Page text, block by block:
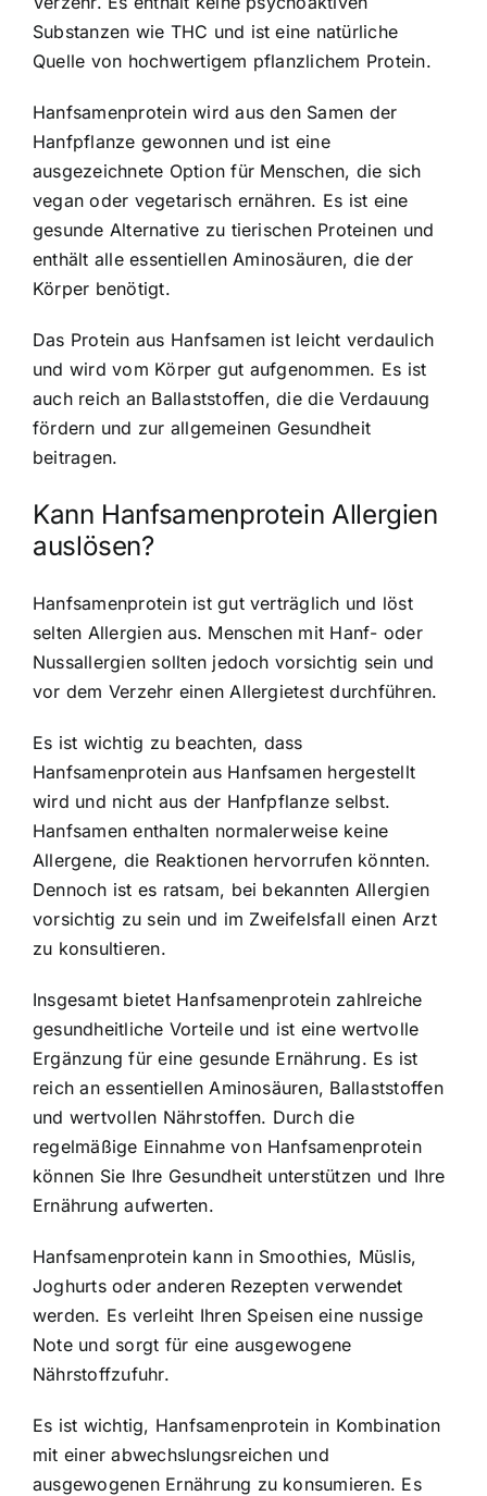
Substanzen wie THC und ist eine natürliche
Quelle von hochwertigem pflanzlichem Protein.
Hanfsamenprotein wird aus den Samen der
Hanfpflanze gewonnen und ist eine
ausgezeichnete Option für Menschen, die sich
vegan oder vegetarisch ernähren. Es ist eine
gesunde Alternative zu tierischen Proteinen und
enthält alle essentiellen Aminosäuren, die der
Körper benötigt.
Das Protein aus Hanfsamen ist leicht verdaulich
und wird vom Körper gut aufgenommen. Es ist
auch reich an Ballaststoffen, die die Verdauung
fördern und zur allgemeinen Gesundheit
beitragen.
Kann Hanfsamenprotein Allergien
auslösen?
Hanfsamenprotein ist gut verträglich und löst
selten Allergien aus. Menschen mit Hanf- oder
Nussallergien sollten jedoch vorsichtig sein und
vor dem Verzehr einen Allergietest durchführen.
Es ist wichtig zu beachten, dass
Hanfsamenprotein aus Hanfsamen hergestellt
wird und nicht aus der Hanfpflanze selbst.
Hanfsamen enthalten normalerweise keine
Allergene, die Reaktionen hervorrufen könnten.
Dennoch ist es ratsam, bei bekannten Allergien
vorsichtig zu sein und im Zweifelsfall einen Arzt
zu konsultieren.
Insgesamt bietet Hanfsamenprotein zahlreiche
gesundheitliche Vorteile und ist eine wertvolle
Ergänzung für eine gesunde Ernährung. Es ist
reich an essentiellen Aminosäuren, Ballaststoffen
und wertvollen Nährstoffen. Durch die
regelmäßige Einnahme von Hanfsamenprotein
können Sie Ihre Gesundheit unterstützen und Ihre
Ernährung aufwerten.
Hanfsamenprotein kann in Smoothies, Müslis,
Joghurts oder anderen Rezepten verwendet
werden. Es verleiht Ihren Speisen eine nussige
Note und sorgt für eine ausgewogene
Nährstoffzufuhr.
Es ist wichtig, Hanfsamenprotein in Kombination
mit einer abwechslungsreichen und
ausgewogenen Ernährung zu konsumieren. Es